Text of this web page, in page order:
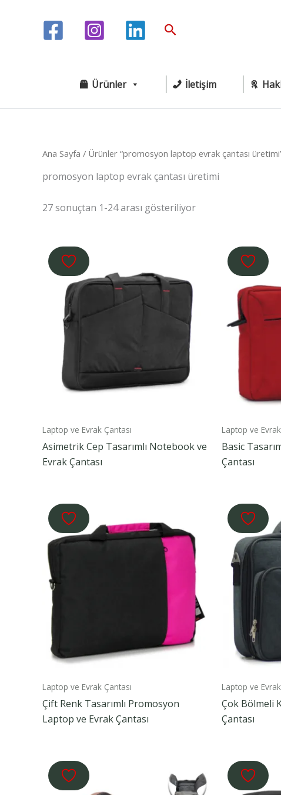
Arama
Ürünler İletişim
Ana Sayfa / Ürünler “promosyon laptop evrak çantası
promosyon laptop evrak çantası üretimi
27 sonuçtan 1-24 arası gösteriliyor
Laptop ve Evrak Çantası
Asimetrik Cep Tasarımlı Notebook ve
Evrak Çantası
Laptop ve
Basic
Çantası
Laptop ve Evrak Çantası
Çift Renk Tasarımlı Promosyon
Laptop ve Evrak Çantası
Laptop ve
Çok Bölmeli
Çantası